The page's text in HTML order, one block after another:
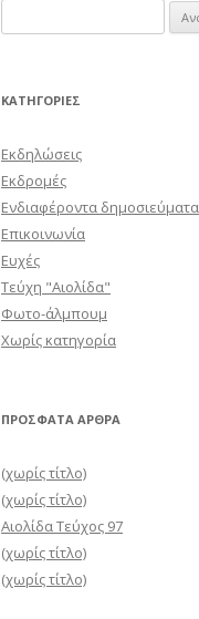
για:
KΑΤΗΓΟΡΊΕΣ
Εκδηλώσεις
Εκδρομές
Ενδιαφέροντα δημοσιεύματα
Επικοινωνία
Ευχές
Τεύχη "Αιολίδα"
Φωτο-άλμπουμ
Χωρίς κατηγορία
ΠΡΌΣΦΑΤΑ ΆΡΘΡΑ
(χωρίς τίτλο)
(χωρίς τίτλο)
Αιολίδα Τεύχος 97
(χωρίς τίτλο)
(χωρίς τίτλο)